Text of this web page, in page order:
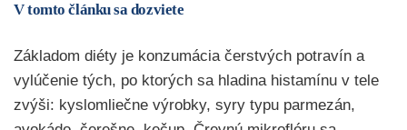
V tomto článku sa dozviete
Základom diéty je konzumácia čerstvých potravín a
vylúčenie tých, po ktorých sa hladina histamínu v tele
zvýši: kyslomliečne výrobky, syry typu parmezán,